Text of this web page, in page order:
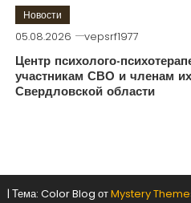
Новости
05.08.2026 vepsrf1977
Центр психолого-
участникам СВО и членам
Свердловской области
| Тема: Color Blog отMystery